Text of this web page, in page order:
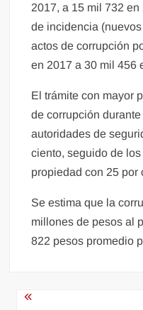
2017, a 15 mil 732
de incidencia
actos de corrupción
en 2017 a 30 mil 456
El trámite con mayor
de corrupción
autoridades de
ciento, seguido de
propiedad con 25 por
Se estima que la
millones de pesos al
822 pesos promedio
Navegación